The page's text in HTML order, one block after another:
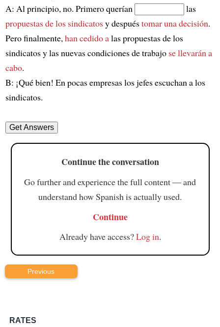
A: Al principio, no. Primero querían
las
propuestas de los sindicatosy despuéstomar una decisión.
Pero finalmente, han cedido alas propuestas de los
sindicatos y las nuevas condiciones de trabajo se llevarán a
cabo.
B: ¡Qué bien! En pocas empresas los jefes escuchan a los
sindicatos.
Continue the conversation
Go further and experience the full content — and
understand how Spanish is actually used.
Continue
Already have access?Log in.
Previous
RATES